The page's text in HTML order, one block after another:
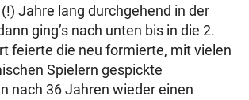
Jahre lang durchgehend in der
ging’s nach unten bis in die 2.
feierte die neu formierte, mit vielen
Spielern gespickte
nach 36 Jahren wieder einen